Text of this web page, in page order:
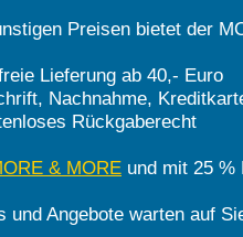
Preisen bietet der
Lieferung ab 40,- Euro
Nachnahme,
Rückgaberecht
& MORE und mit 25 %
und Angebote warten auf